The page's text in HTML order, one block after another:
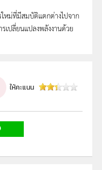
ใหม่ที่มีสมบัติแตกต่างไปจาก
เปลี่ยนแปลงพลังงานด้วย
ให้คะแนน